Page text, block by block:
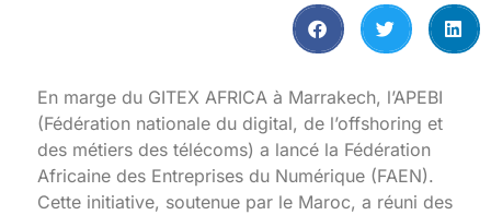
En marge du GITEX AFRICA à Marrakech, l’APEBI
(Fédération nationale du digital, de l’offshoring et
des métiers des télécoms) a lancé la Fédération
Africaine des Entreprises du Numérique (FAEN).
Cette initiative, soutenue par le Maroc, a réuni des